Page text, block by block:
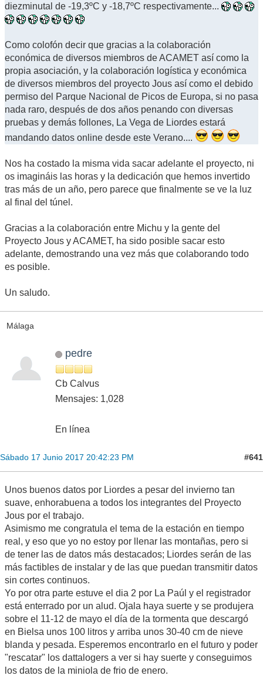
diezminutal de -19,3ºC y -18,7ºC respectivamente...
Como colofón decir que gracias a la colaboración
económica de diversos miembros de ACAMET así como la
propia asociación, y la colaboración logística y económica
de diversos miembros del proyecto Jous así como el debido
permiso del Parque Nacional de Picos de Europa, si no pasa
nada raro, después de dos años penando con diversas
pruebas y demás follones, La Vega de Liordes estará
mandando datos online desde este Verano....
Nos ha costado la misma vida sacar adelante el proyecto, ni
os imagináis las horas y la dedicación que hemos invertido
tras más de un año, pero parece que finalmente se ve la luz
al final del túnel.
Gracias a la colaboración entre Michu y la gente del
Proyecto Jous y ACAMET, ha sido posible sacar esto
adelante, demostrando una vez más que colaborando todo
es posible.
Un saludo.
Málaga
pedre
Cb Calvus
Mensajes: 1,028
En línea
Sábado 17 Junio 2017 20:42:23 PM #641
Unos buenos datos por Liordes a pesar del invierno tan
suave, enhorabuena a todos los integrantes del Proyecto
Jous por el trabajo.
Asimismo me congratula el tema de la estación en tiempo
real, y eso que yo no estoy por llenar las montañas, pero si
de tener las de datos más destacados; Liordes serán de las
más factibles de instalar y de las que puedan transmitir datos
sin cortes continuos.
Yo por otra parte estuve el dia 2 por La Paúl y el registrador
está enterrado por un alud. Ojala haya suerte y se produjera
sobre el 11-12 de mayo el día de la tormenta que descargó
en Bielsa unos 100 litros y arriba unos 30-40 cm de nieve
blanda y pesada. Esperemos encontrarlo en el futuro y poder
"rescatar" los dattalogers a ver si hay suerte y conseguimos
los datos de la miniola de frio de enero.